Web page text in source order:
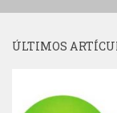
ÚLTIMOS